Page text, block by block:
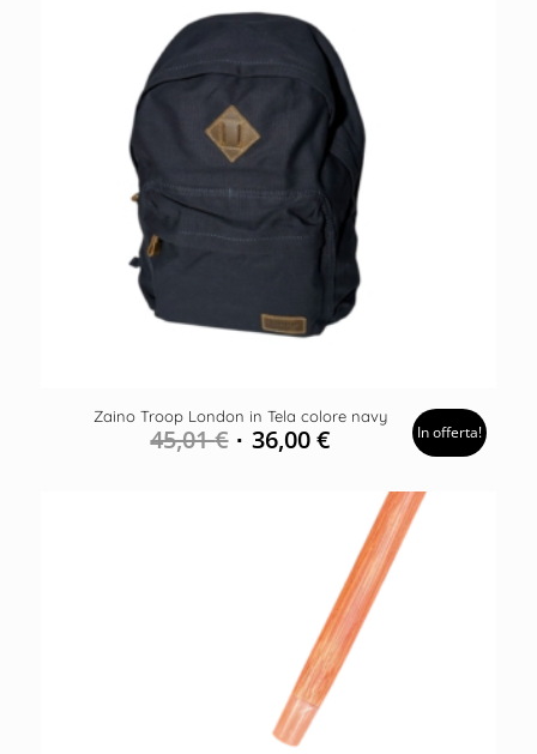
Zaino Troop London in Tela colore navy
45,01€ 36,00€ In offerta!